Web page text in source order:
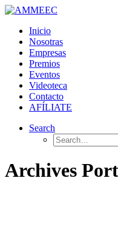
Inicio
Nosotras
Empresas
Premios
Eventos
Videoteca
Contacto
AFÍLIATE
Search
Archives